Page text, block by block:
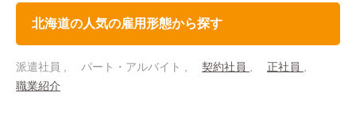
北海道の人気の雇用形態から探す
派遣社員 パート・アルバイト 契約社員
正社員
職業紹介